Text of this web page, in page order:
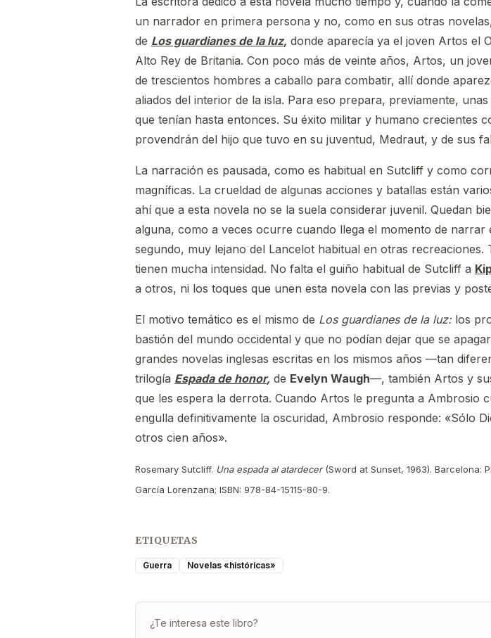
un narrador en primera persona y no, como en sus otras
de Los guardianes de la luz, donde aparecía ya el joven Artos el
Alto Rey de Britania. Con poco más de veinte años, Artos, un
de trescientos hombres a caballo para combatir, allí donde
aliados del interior de la isla. Para eso prepara, previamente,
que tenían hasta entonces. Su éxito militar y humano crecientes
provendrán del hijo que tuvo en su juventud, Medraut, y de sus
La narración es pausada, como es habitual en Sutcliff y como
magníficas. La crueldad de algunas acciones y batallas están
ahí que a esta novela no se la suela considerar juvenil. Quedan
alguna, como a veces ocurre cuando llega el momento de
segundo, muy lejano del Lancelot habitual en otras
tienen mucha intensidad. No falta el guiño habitual de Sutcliff a
a otros, ni los toques que unen esta novela con las previas y
El motivo temático es el mismo de Los guardianes de la luz:los
bastión del mundo occidental y que no podían dejar que se
grandes novelas inglesas escritas en los mismos años —tan
trilogía Espada de honor, de Evelyn Waugh—, también Artos y
que les espera la derrota. Cuando Artos le pregunta a Ambrosio
engulla definitivamente la oscuridad, Ambrosio responde: «Sólo
otros cien años».
Rosemary Sutcliff. Una espada al atardecer(Sword at Sunset, 1963). Barcelona:
García Lorenzana; ISBN: 978-84-15115-80-9.
ETIQUETAS
Guerra Novelas «históricas»
¿Te interesa este libro?